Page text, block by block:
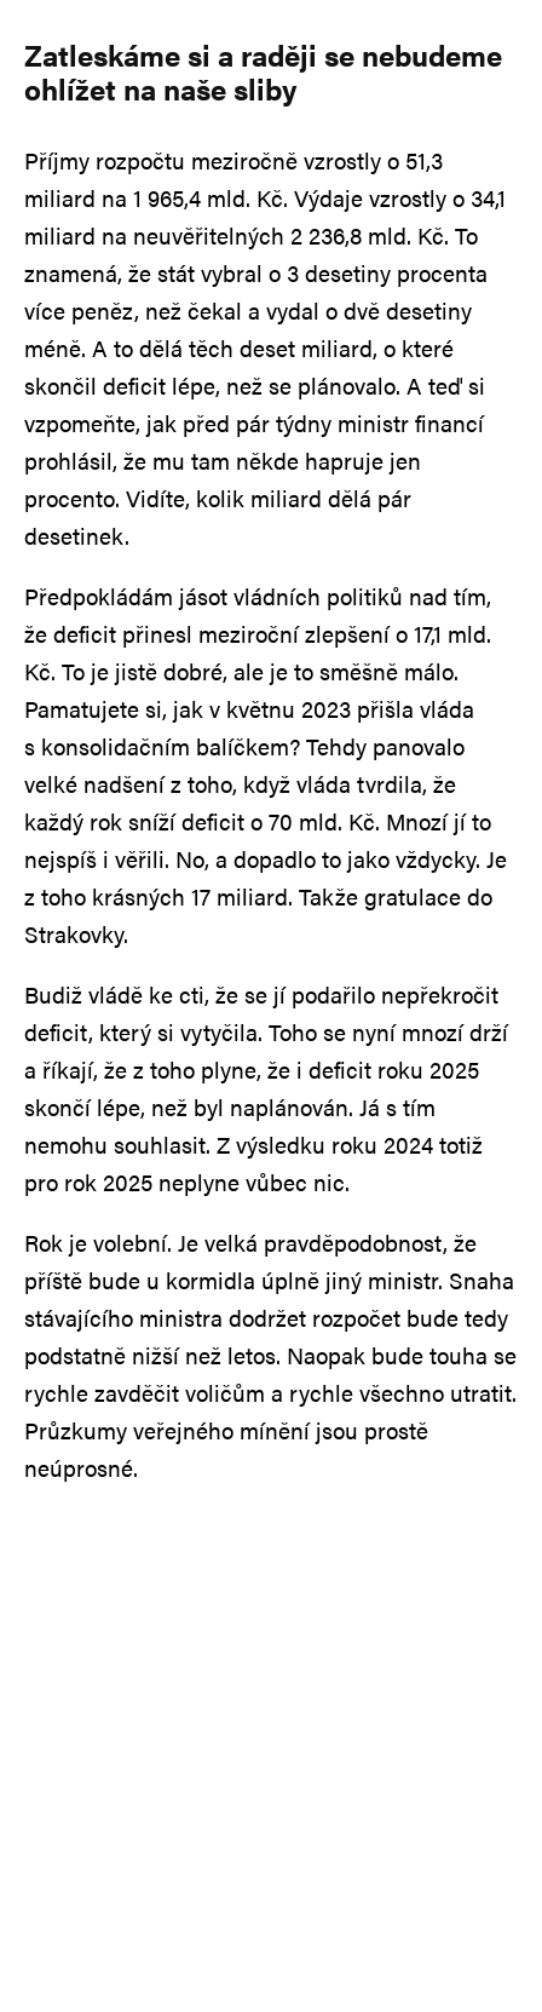
Zatleskáme si a raději se nebudeme
ohlížet na naše sliby
Příjmy rozpočtu meziročně vzrostly o 51,3
miliard na 1 965,4 mld. Kč. Výdaje vzrostly o 34,1
miliard na neuvěřitelných 2 236,8 mld. Kč. To
znamená, že stát vybral o 3 desetiny procenta
více peněz, než čekal a vydal o dvě desetiny
méně. A to dělá těch deset miliard, o které
skončil deficit lépe, než se plánovalo. A teď si
vzpomeňte, jak před pár týdny ministr financí
prohlásil, že mu tam někde hapruje jen
procento. Vidíte, kolik miliard dělá pár
desetinek.
Předpokládám jásot vládních politiků nad tím,
že deficit přinesl meziroční zlepšení o 17,1 mld.
Kč. To je jistě dobré, ale je to směšně málo.
Pamatujete si, jak v květnu 2023 přišla vláda
s konsolidačním balíčkem? Tehdy panovalo
velké nadšení z toho, když vláda tvrdila, že
každý rok sníží deficit o 70 mld. Kč. Mnozí jí to
nejspíš i věřili. No, a dopadlo to jako vždycky. Je
z toho krásných 17 miliard. Takže gratulace do
Strakovky.
Budiž vládě ke cti, že se jí podařilo nepřekročit
deficit, který si vytyčila. Toho se nyní mnozí drží
a říkají, že z toho plyne, že i deficit roku 2025
skončí lépe, než byl naplánován. Já s tím
nemohu souhlasit. Z výsledku roku 2024 totiž
pro rok 2025 neplyne vůbec nic.
Rok je volební. Je velká pravděpodobnost, že
příště bude u kormidla úplně jiný ministr. Snaha
stávajícího ministra dodržet rozpočet bude tedy
podstatně nižší než letos. Naopak bude touha se
rychle zavděčit voličům a rychle všechno utratit.
Průzkumy veřejného mínění jsou prostě
neúprosné.